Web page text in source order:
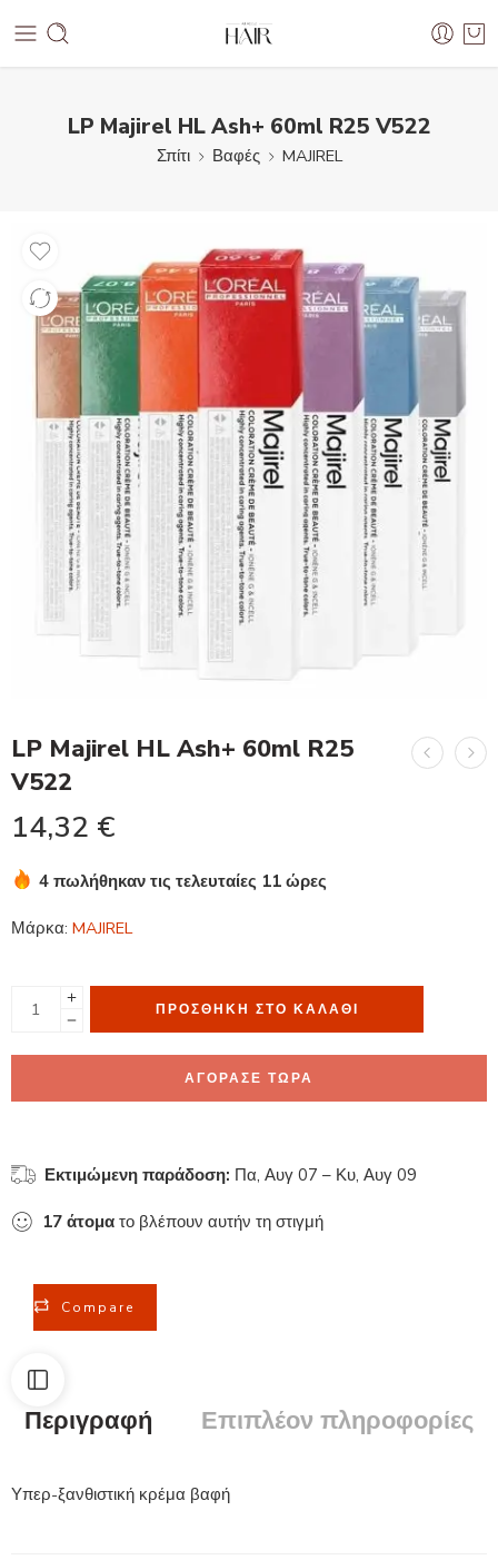
LP Majirel HL Ash+ 60ml R25 V522
Σπίτι Βαφές MAJIREL
LP Majirel HL Ash+ 60ml R25
V522
14,32 €
4 πωλήθηκαν τις τελευταίες 11 ώρες
Μάρκα: MAJIREL
ΠΡΟΣΘΉΚΗ ΣΤΟ ΚΑΛΆΘΙ
ΑΓΟΡΑΣΕ ΤΩΡΑ
Εκτιμώμενη παράδοση: Πα, Αυγ 07 – Κυ, Αυγ 09
17 άτομα το βλέπουν αυτήν τη στιγμή
Compare
Περιγραφή Επιπλέον πληροφορίες
Υπερ-ξανθιστική κρέμα βαφή